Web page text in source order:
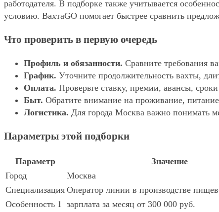
работодателя. В подборке также учитывается
условию. ВахтаGO помогает быстрее сравнить
Что проверить в первую очередь
Профиль и обязанности. Сравните требования
График. Уточните продолжительность вахты,
Оплата. Проверьте ставку, премии, авансы,
Быт. Обратите внимание на проживание,
Логистика. Для города Москва важно понимать
Параметры этой подборки
Параметр Значение
Город
Москва
Специализация Оператор линии в производстве
Особенность 1 зарплата за месяц от 300 000 руб.